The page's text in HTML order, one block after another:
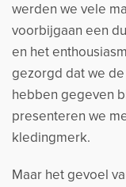
werden we vele
voorbijgaan een
en het
gezorgd dat we
hebben gegeven
presenteren we
kledingmerk.
Maar het gevoel